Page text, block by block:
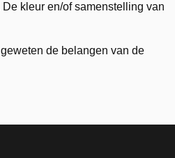
kleur en/of samenstelling van
de belangen van de